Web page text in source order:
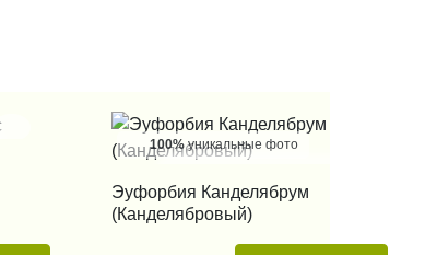
100%уникальные фото
КУПИТЬ В 1 КЛИК
Эуфорбия Канделябрум
(Канделябровый)